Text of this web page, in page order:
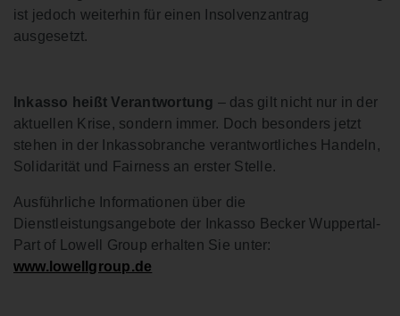
ist jedoch weiterhin für einen Insolvenzantrag
ausgesetzt.
Inkasso heißt Verantwortung – das gilt nicht nur in der
aktuellen Krise, sondern immer. Doch besonders jetzt
stehen in der Inkassobranche verantwortliches Handeln,
Solidarität und Fairness an erster Stelle.
Ausführliche Informationen über die
Dienstleistungsangebote der Inkasso Becker Wuppertal-
Part of Lowell Group erhalten Sie unter:
www.lowellgroup.de